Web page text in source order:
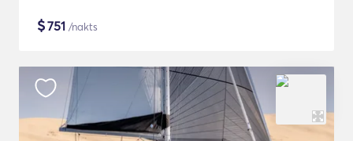
$751 /nakts